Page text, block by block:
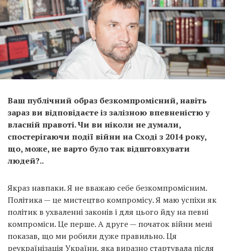
Ваш публічний образ безкомпромісний, навіть
зараз ви відповідаєте із залізною впевненістю у
власній правоті. Чи ви ніколи не думали,
спостерігаючи події війни на Сході з 2014 року,
що, може, не варто було так відштовхувати
людей?..
Якраз навпаки. Я не вважаю себе безкомпромісним.
Політика — це мистецтво компромісу. Я маю успіхи як
політик в ухваленні законів і для цього йду на певні
компроміси. Це перше. А друге — початок війни мені
показав, що ми робили дуже правильно. Ця
реукраїнізація України, яка виразно стартувала після